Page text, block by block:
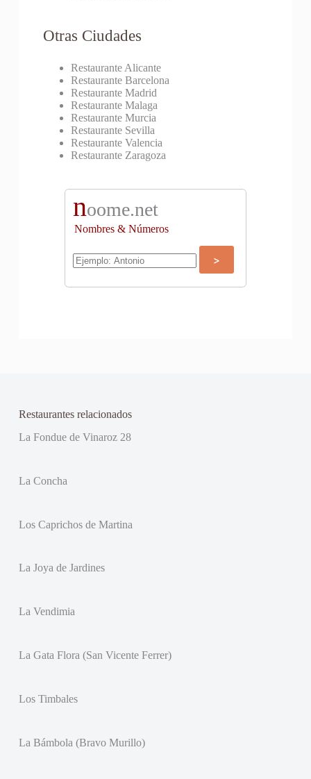
Otras Ciudades
Restaurante Alicante
Restaurante Barcelona
Restaurante Madrid
Restaurante Malaga
Restaurante Murcia
Restaurante Sevilla
Restaurante Valencia
Restaurante Zaragoza
noome.net
Nombres & Números
Restaurantes relacionados
La Fondue de Vinaroz 28
La Concha
Los Caprichos de Martina
La Joya de Jardines
La Vendimia
La Gata Flora (San Vicente Ferrer)
Los Timbales
La Bámbola (Bravo Murillo)